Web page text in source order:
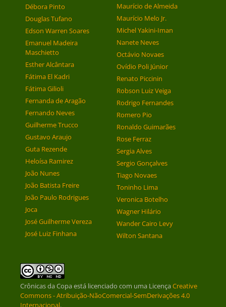
Débora Pinto
Douglas Tufano
Edson Warren Soares
Emanuel Madeira
Maschietto
Esther Alcântara
Fátima El Kadri
Fátima Gilioli
Fernanda de Aragão
Fernando Neves
Guilherme Trucco
Gustavo Araujo
Guta Rezende
Heloísa Ramirez
João Nunes
João Batista Freire
João Paulo Rodrigues
Joca
José Guilherme Vereza
José Luiz Finhana
Maurício de Almeida
Maurício Melo Jr.
Michel Yakini-Iman
Nanete Neves
Octávio Novaes
Ovídio Poli Júnior
Renato Piccinin
Robson Luiz Veiga
Rodrigo Fernandes
Romero Pio
Ronaldo Guimarães
Rose Ferraz
Sergia Alves
Sergio Gonçalves
Tiago Novaes
Toninho Lima
Veronica Botelho
Wagner Hilário
Wander Cairo Levy
Wilton Santana
Crônicas da Copaestá licenciado com uma LicençaCreative
Commons - Atribuição-NãoComercial-SemDerivações 4.0
Internacional.